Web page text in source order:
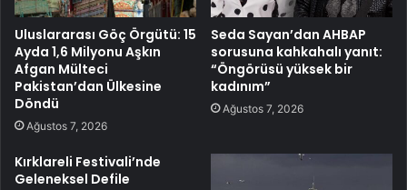
Uluslararası Göç Örgütü: 15
Ayda 1,6 Milyonu Aşkın
Afgan Mülteci
Pakistan’dan Ülkesine
Döndü
Ağustos 7, 2026
Seda Sayan’dan AHBAP
sorusuna kahkahalı yanıt:
“Öngörüsü yüksek bir
kadınım”
Ağustos 7, 2026
Kırklareli Festivali’nde
Geleneksel Defile